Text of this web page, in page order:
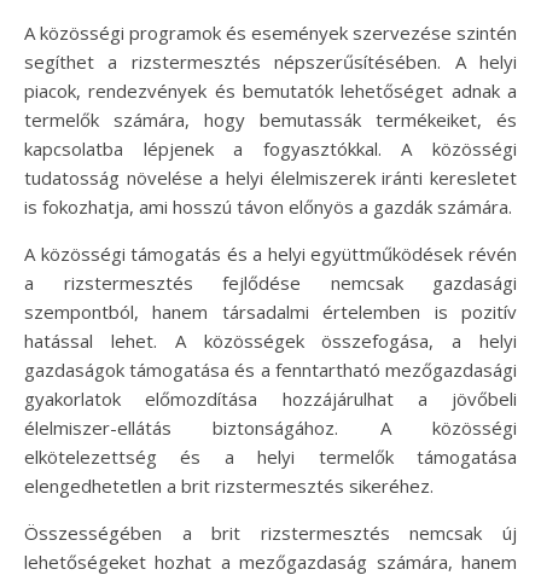
A közösségi programok és események szervezése szintén
segíthet a rizstermesztés népszerűsítésében. A helyi
piacok, rendezvények és bemutatók lehetőséget adnak a
termelők számára, hogy bemutassák termékeiket, és
kapcsolatba lépjenek a fogyasztókkal. A közösségi
tudatosság növelése a helyi élelmiszerek iránti keresletet
is fokozhatja, ami hosszú távon előnyös a gazdák számára.
A közösségi támogatás és a helyi együttműködések révén
a rizstermesztés fejlődése nemcsak gazdasági
szempontból, hanem társadalmi értelemben is pozitív
hatással lehet. A közösségek összefogása, a helyi
gazdaságok támogatása és a fenntartható mezőgazdasági
gyakorlatok előmozdítása hozzájárulhat a jövőbeli
élelmiszer-ellátás biztonságához. A közösségi
elkötelezettség és a helyi termelők támogatása
elengedhetetlen a brit rizstermesztés sikeréhez.
Összességében a brit rizstermesztés nemcsak új
lehetőségeket hozhat a mezőgazdaság számára, hanem